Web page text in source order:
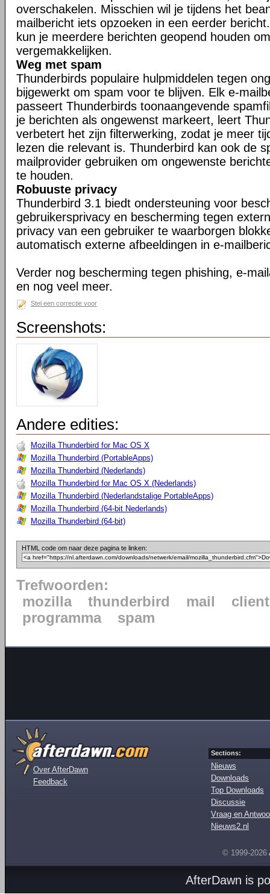
overschakelen. Misschien wil je tijdens het
mailbericht iets opzoeken in een eerder
kun je meerdere berichten geopend houden
vergemakkelijken.
Weg met spam
Thunderbirds populaire hulpmiddelen tegen
bijgewerkt om spam voor te blijven. Elk e-
passeert Thunderbirds toonaangevende
je berichten als ongewenst markeert, leert
verbetert het zijn filterwerking, zodat je meer
lezen die relevant is. Thunderbird kan ook de
mailprovider gebruiken om ongewenste
te houden.
Robuuste privacy
Thunderbird 3.1 biedt ondersteuning voor
gebruikersprivacy en bescherming tegen
privacy van een gebruiker te waarborgen
automatisch externe afbeeldingen in e-
Verder nog bescherming tegen phishing, e-
en nog veel meer.
Stel een correctie voor
Screenshots:
Andere edities:
Mozilla Thunderbird for Mac OS X
Mozilla Thunderbird (PortableApps)
Mozilla Thunderbird (Nederlands)
Mozilla Thunderbird for Mac OS X (Nederlands)
Mozilla Thunderbird (Nederlandstalige PortableApps)
Mozilla Thunderbird (64-bit Nederlands)
Mozilla Thunderbird (64-bit)
HTML code om naar deze pagina te linken:
Trefwoorden:
mozilla
thunderbird mail
client
programma
spam
Over AfterDawn
Feedback
Sections:
Nieuws
Downloads
Top Downloads
Discussie
Vraag en
Nieuws2.nl
© 1999-2026
AfterDawn is